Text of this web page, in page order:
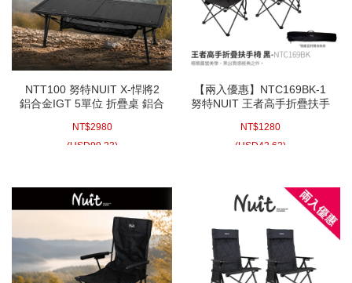
NTT100 努特NUIT X-悍將2
鋁合金IGT 5單位 折疊桌 鋁合
NT$2980
(USD99.23)
【兩入優惠】NTC169BK-1
努特NUIT 王者高手折疊扶手
折疊椅 露營椅
NT$1280
(USD42.62)